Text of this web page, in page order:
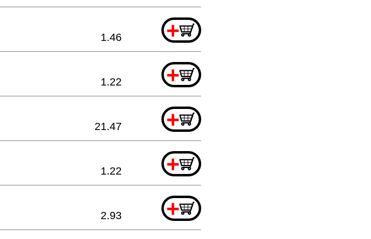
+
1.46
+
1.22
+
21.47
+
1.22
+
2.93